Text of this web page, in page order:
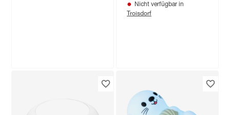
Produktdatenblatt
Nicht verfügbar in
Troisdorf